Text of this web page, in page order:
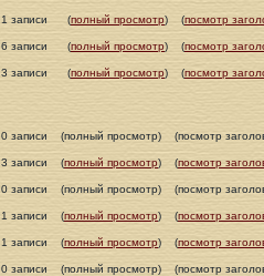
1 записи (полный просмотр) (посмотр
6 записи (полный просмотр) (посмотр
3 записи (полный просмотр) (посмотр
0 записи (полный просмотр) (посмотр
3 записи (полный просмотр) (посмотр
0 записи (полный просмотр) (посмотр
1 записи (полный просмотр) (посмотр
1 записи (полный просмотр) (посмотр
0 записи (полный просмотр) (посмотр